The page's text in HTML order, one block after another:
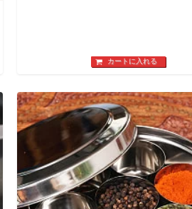
カートに入れる